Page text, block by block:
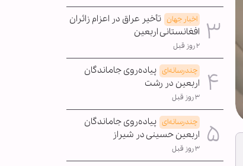
اخبار جهان تأخیر عراق در اعزام زائران
افغانستانی اربعین
۲ روز قبل
چندرسانه‌ای پیاده‌روی جاماندگان
اربعین در رشت
۳ روز قبل
چندرسانه‌ای پیاده‌روی جاماندگان
اربعین حسینی در شیراز
۳ روز قبل